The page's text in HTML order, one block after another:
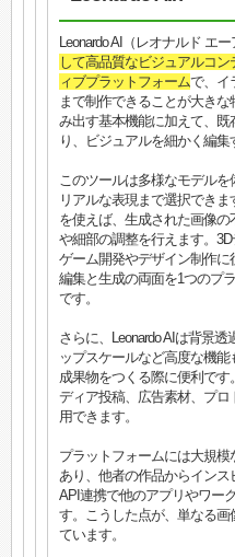
Leonardo AI（レオナルド エー
して高品質なビジュアルコ
ィブプラットフォームで、イ
まで制作できることが大き
み出す基本機能に加えて、
り、ビジュアルを細かく編集
このツールは多様なモデル
リアルな表現まで選択でき
を使えば、生成された画像
や細部の調整を行えます。
ゲーム開発やデザイン制作
編集と生成の両面を1つのプ
です。
さらに、Leonardo AIは背景
ップスケールなど高度な機
成果物をつくる際に便利で
ディア投稿、広告素材、プ
用できます。
プラットフォームには大規
あり、他者の作品からインス
API連携で他のアプリやワー
す。こうした点が、単なる
ています。